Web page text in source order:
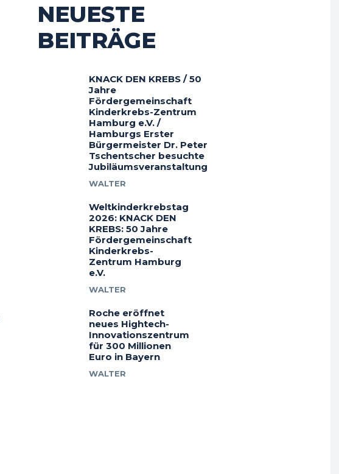
NEUESTE
BEITRÄGE
KNACK DEN KREBS / 50
Jahre
Fördergemeinschaft
Kinderkrebs-Zentrum
Hamburg e.V. /
Hamburgs Erster
Bürgermeister Dr. Peter
Tschentscher besuchte
Jubiläumsveranstaltung
WALTER
Weltkinderkrebstag
2026: KNACK DEN
KREBS: 50 Jahre
Fördergemeinschaft
Kinderkrebs-
Zentrum Hamburg
e.V.
WALTER
Roche eröffnet
neues Hightech-
Innovationszentrum
für 300 Millionen
Euro in Bayern
WALTER